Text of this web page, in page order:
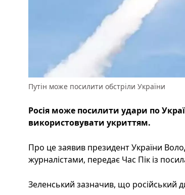
Путін може посилити обстріли України
Росія може посилити удари по
використовувати укриттям.
Про це заявив президент України
журналістами, передає Час Пік із
Зеленський зазначив, що російський